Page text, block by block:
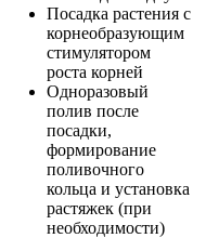
Посадка растения с
корнеобразующим
стимулятором
роста корней
Одноразовый
полив после
посадки,
формирование
поливочного
кольца и установка
растяжек (при
необходимости)